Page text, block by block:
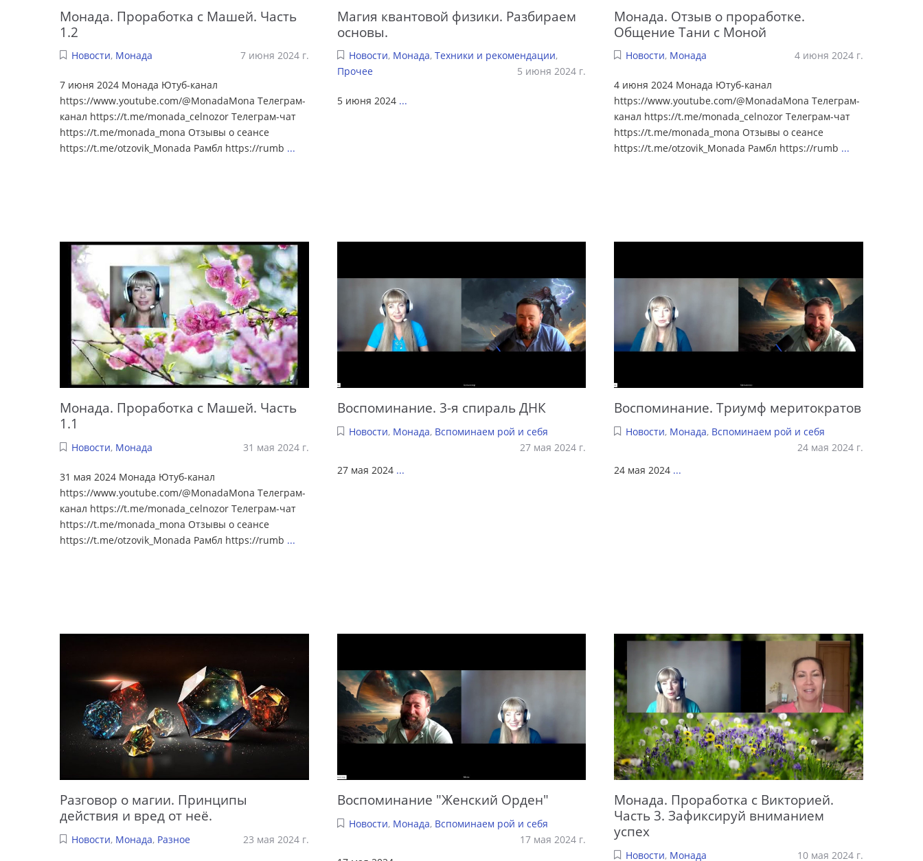
Монада. Проработка с Машей. Часть
1.2
Новости, Монада 7 июня 2024 г.
7 июня 2024 Монада Ютуб-канал
https://www.youtube.com/@MonadaMona Телеграм-
канал https://t.me/monada_celnozor Телеграм-чат
https://t.me/monada_mona Отзывы о сеансе
https://t.me/otzovik_Monada Рамбл https://rumb ...
Магия квантовой физики. Разбираем
основы.
Новости, Монада, Техники и рекомендации,
Прочее
5 июня 2024 г.
5 июня 2024 ...
Монада. Отзыв о проработке.
Общение Тани с Моной
Новости, Монада 4 июня 2024 г.
4 июня 2024 Монада Ютуб-канал
https://www.youtube.com/@MonadaMona Телеграм-
канал https://t.me/monada_celnozor Телеграм-чат
https://t.me/monada_mona Отзывы о сеансе
https://t.me/otzovik_Monada Рамбл https://rumb ...
Монада. Проработка с Машей. Часть
1.1
Новости, Монада 31 мая 2024 г.
31 мая 2024 Монада Ютуб-канал
https://www.youtube.com/@MonadaMona Телеграм-
канал https://t.me/monada_celnozor Телеграм-чат
https://t.me/monada_mona Отзывы о сеансе
https://t.me/otzovik_Monada Рамбл https://rumb ...
Воспоминание. 3-я спираль ДНК
Новости, Монада, Вспоминаем рой и себя
27 мая 2024 г.
27 мая 2024 ...
Воспоминание. Триумф меритократов
Новости, Монада, Вспоминаем рой и себя
24 мая 2024 г.
24 мая 2024 ...
Разговор о магии. Принципы
действия и вред от неё.
Новости, Монада, Разное 23 мая 2024 г.
Воспоминание "Женский Орден"
Новости, Монада, Вспоминаем рой и себя
17 мая 2024 г.
Монада. Проработка с Викторией.
Часть 3. Зафиксируй вниманием
успех
Новости, Монада 10 мая 2024 г.